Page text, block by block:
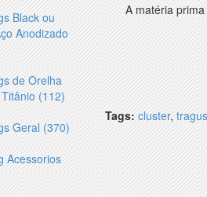
Black ou
Anodizado
de Orelha
(112)
Geral (370)
Acessorios
A matéria
Tags: cluster,tragus